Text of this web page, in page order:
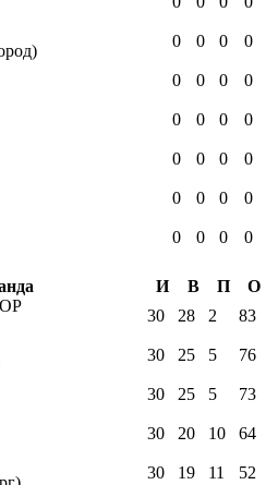
0 0 0 0
0 0 0 0
0 0 0 0
0 0 0 0
0 0 0 0
0 0 0
0
И В П
О
30 28 2 83
30 25 5 76
30 25 5 73
30 20 10 64
30 19 11 52